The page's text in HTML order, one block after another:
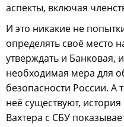
аспекты, включая
И это никакие не
определять своё место
утверждать и Банковая,
необходимая мера для
безопасности России. А
неё существуют,
Вахтера с СБУ